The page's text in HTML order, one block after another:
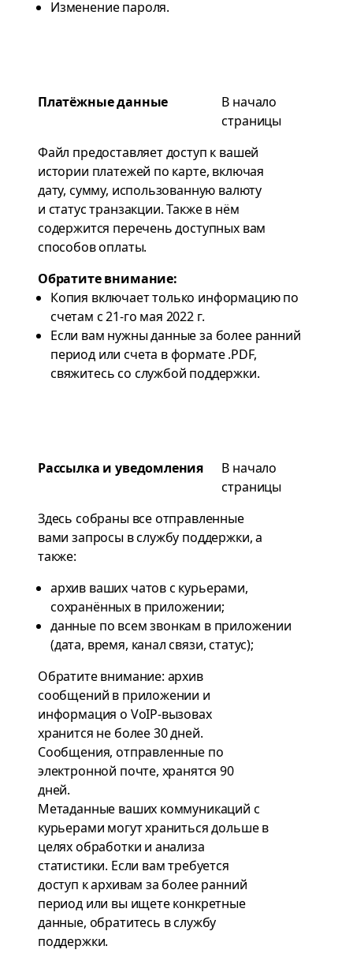
Изменение пароля.
Платёжные данные
В начало
страницы
Файл предоставляет доступ к вашей
истории платежей по карте, включая
дату, сумму, использованную валюту
и статус транзакции. Также в нём
содержится перечень доступных вам
способов оплаты.
Обратите внимание:
Копия включает только информацию по
счетам с 21-го мая 2022 г.
Если вам нужны данные за более ранний
период или счета в формате .PDF,
свяжитесь со службой поддержки.
Рассылка и уведомления
В начало
страницы
Здесь собраны все отправленные
вами запросы в службу поддержки, а
также:
архив ваших чатов с курьерами,
сохранённых в приложении;
данные по всем звонкам в приложении
(дата, время, канал связи, статус);
Обратите внимание: архив
сообщений в приложении и
информация о VoIP-вызовах
хранится не более 30 дней.
Сообщения, отправленные по
электронной почте, хранятся 90
дней.
Метаданные ваших коммуникаций с
курьерами могут храниться дольше в
целях обработки и анализа
статистики. Если вам требуется
доступ к архивам за более ранний
период или вы ищете конкретные
данные, обратитесь вслужбу
поддержки.